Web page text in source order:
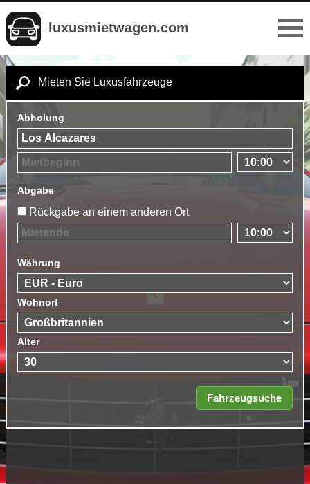
luxusmietwagen.com
Mieten Sie Luxusfahrzeuge
Abholung
Abgabe
Rückgabe an einem anderen Ort
Währung
Wohnort
Alter